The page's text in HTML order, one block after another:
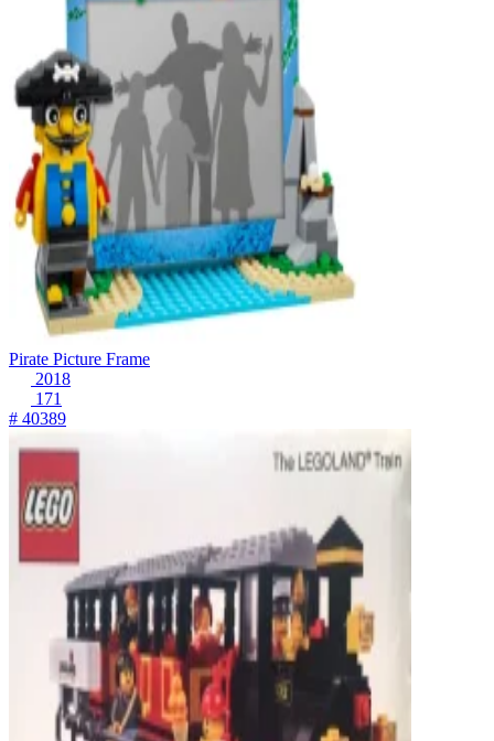
Pirate Picture Frame
2018
171
# 40389